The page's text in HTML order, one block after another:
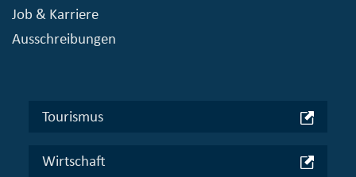
Job & Karriere
Ausschreibungen
Tourismus
Wirtschaft